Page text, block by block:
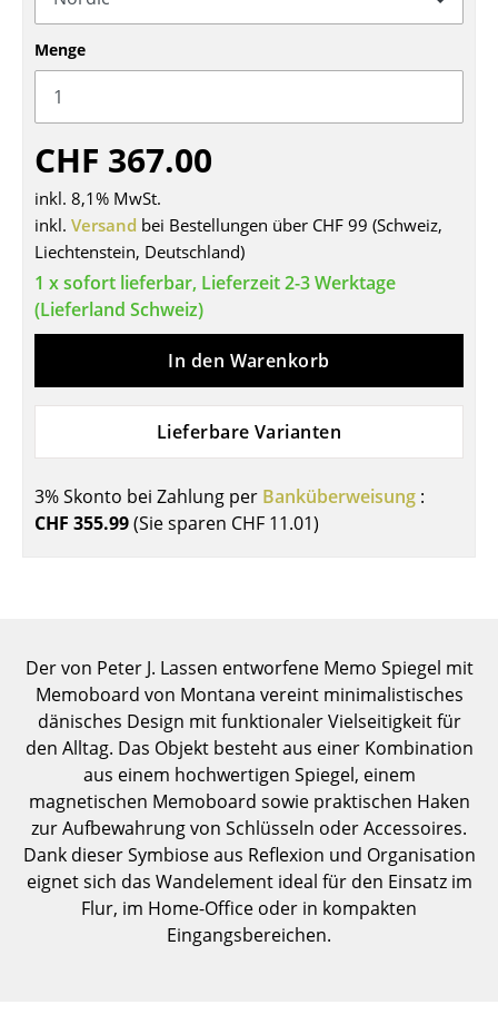
Konferenzstühle
Bürosessel
Einzelteile
... alle Sitzmöbel
Tische
Esstische
Beistelltische
Sekretäre & PC-Tische
Konferenztische
Stehtische & Stehpulte
Servierwagen
Einzelteile
... alle Tische
Aufbewahren
Regale & Schränke
Bücherregale
Menge
CHF 367.00
inkl. 8,1% MwSt.
inkl. Versand bei Bestellungen über CHF 99 (Schweiz,
Liechtenstein, Deutschland)
1 x sofort lieferbar, Lieferzeit 2-3 Werktage
(Lieferland Schweiz)
In den Warenkorb
Lieferbare Varianten
3% Skonto bei Zahlung per Banküberweisung :
CHF 355.99(Sie sparen CHF 11.01)
Der von Peter J. Lassen entworfene Memo Spiegel mit
Memoboard von Montana vereint minimalistisches
dänisches Design mit funktionaler Vielseitigkeit für
den Alltag. Das Objekt besteht aus einer Kombination
aus einem hochwertigen Spiegel, einem
magnetischen Memoboard sowie praktischen Haken
zur Aufbewahrung von Schlüsseln oder Accessoires.
Dank dieser Symbiose aus Reflexion und Organisation
eignet sich das Wandelement ideal für den Einsatz im
Flur, im Home-Office oder in kompakten
Eingangsbereichen.